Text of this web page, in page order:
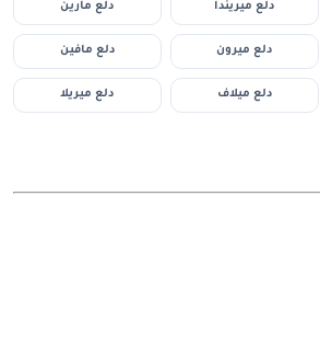
دلع ميريندا دلع مارين
دلع ميرون دلع مافين
دلع ميلاف دلع ميريلا